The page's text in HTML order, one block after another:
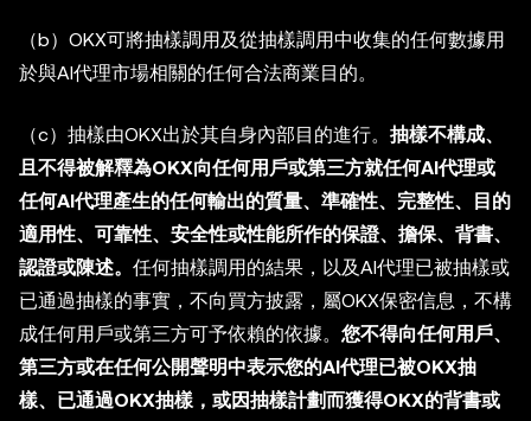
（b）OKX可將抽樣調用及從抽樣調用中收集的任何數據用
於與AI代理市場相關的任何合法商業目的。
（c）抽樣由OKX出於其自身內部目的進行。 抽樣不構成、
且不得被解釋為OKX向任何用戶或第三方就任何AI代理或
任何AI代理產生的任何輸出的質量、準確性、完整性、目的
適用性、可靠性、安全性或性能所作的保證、擔保、背書、
認證或陳述。 任何抽樣調用的結果，以及AI代理已被抽樣或
已通過抽樣的事實，不向買方披露，屬OKX保密信息，不構
成任何用戶或第三方可予依賴的依據。 您不得向任何用戶、
第三方或在任何公開聲明中表示您的AI代理已被OKX抽
樣、已通過OKX抽樣，或因抽樣計劃而獲得OKX的背書或